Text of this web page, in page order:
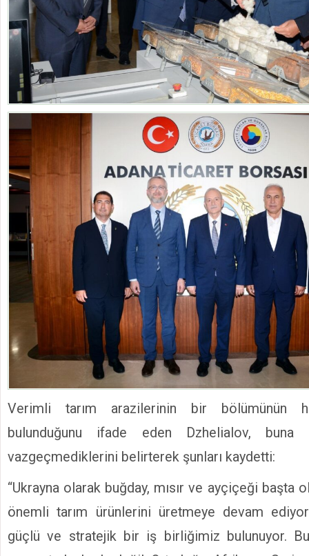
Verimli tarım arazilerinin bir bölümünün
bulunduğunu ifade eden Dzhelialov, buna
vazgeçmediklerini belirterek şunları kaydetti:
“Ukrayna olarak buğday, mısır ve ayçiçeği başta
önemli tarım ürünlerini üretmeye devam
güçlü ve stratejik bir iş birliğimiz bulunuyor.